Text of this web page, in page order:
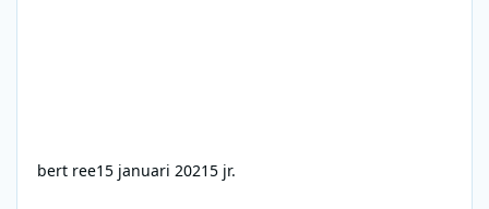
bert ree15 januari 20215 jr.